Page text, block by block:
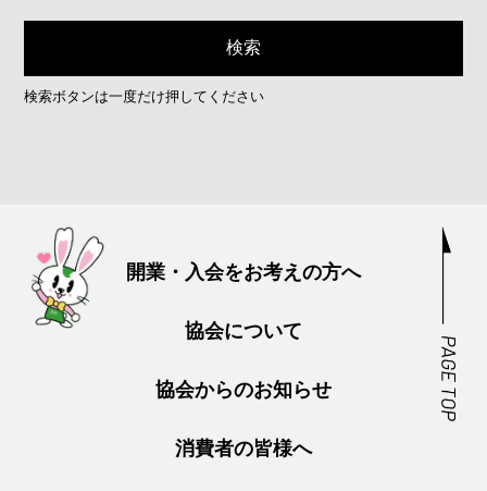
検索ボタンは一度だけ押してください
開業・入会をお考えの方へ
協会について
協会からのお知らせ
消費者の皆様へ